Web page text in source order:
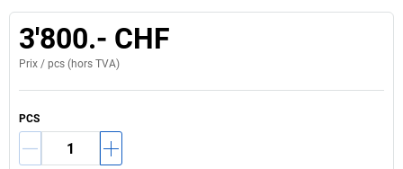
3'800.- CHF
Prix / pcs (hors TVA)
PCS